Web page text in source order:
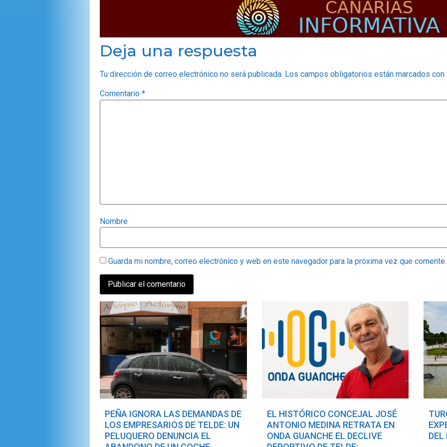
Deja una respuesta
Tu dirección de correo electrónico no será publicada. Los campos obligatorios están marcados con
Comentario *
Nombre
Guarda mi nombre, correo electrónico y web en este navegador para la próxima vez que comente.
PEÑA IGNORA LAS DEMANDAS DE
LOS EMPRESARIOS DE TELDE: UN
PELUQUERO DENUNCIA EL
EL HISTÓRICO CONCEJAL JOSÉ
ANTONIO MEDINA RETRATA EN
ONDA GUANCHE EL DECLIVE
DEL